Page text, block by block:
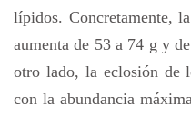
lípidos. Concretamente,
aumenta de 53 a 74 g y
otro lado, la eclosión de
con la abundancia